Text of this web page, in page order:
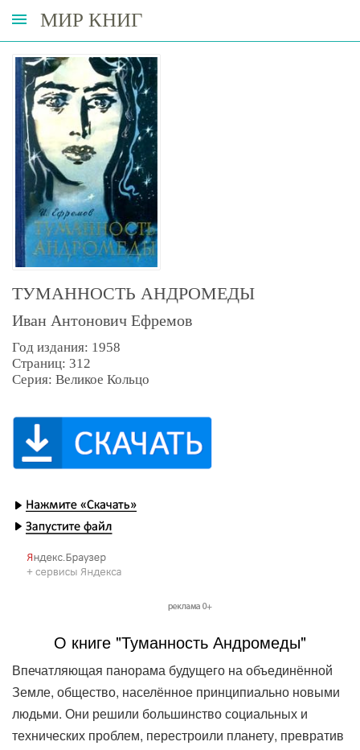
МИР КНИГ
ТУМАННОСТЬ АНДРОМЕДЫ
Иван Антонович Ефремов
Год издания: 1958
Страниц: 312
Серия: Великое Кольцо
О книге "Туманность Андромеды"
Впечатляющая панорама будущего на объединённой
Земле, общество, населённое принципиально новыми
людьми. Они решили большинство социальных и
технических проблем, перестроили планету, превратив